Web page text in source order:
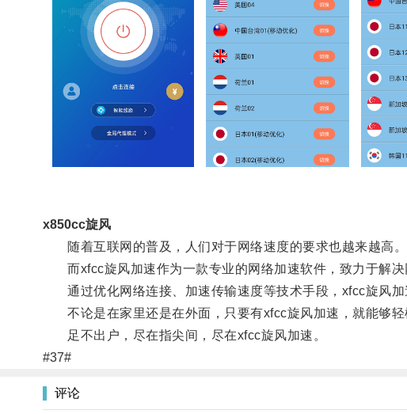
x850cc旋风
随着互联网的普及，人们对于网络速度的要求也越来越高。
而xfcc旋风加速作为一款专业的网络加速软件，致力于解决
通过优化网络连接、加速传输速度等技术手段，xfcc旋风加
不论是在家里还是在外面，只要有xfcc旋风加速，就能够轻
足不出户，尽在指尖间，尽在xfcc旋风加速。
#37#
评论